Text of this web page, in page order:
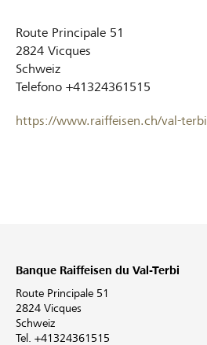
Route Principale 51
2824 Vicques
Schweiz
Telefono +41324361515
https://www.raiffeisen.ch/val-terbi
Banque Raiffeisen du Val-Terbi
Route Principale 51
2824 Vicques
Schweiz
Tel. +41324361515